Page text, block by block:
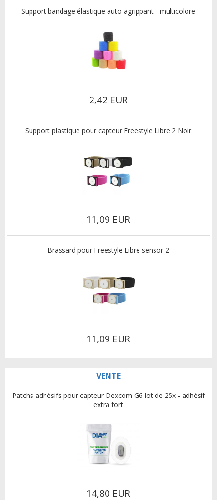
Support bandage élastique auto-agrippant - multicolore
2,42 EUR
Support plastique pour capteur Freestyle Libre 2 Noir
11,09 EUR
Brassard pour Freestyle Libre sensor 2
11,09 EUR
VENTE
Patchs adhésifs pour capteur Dexcom G6 lot de 25x - adhésif
extra fort
14,80 EUR